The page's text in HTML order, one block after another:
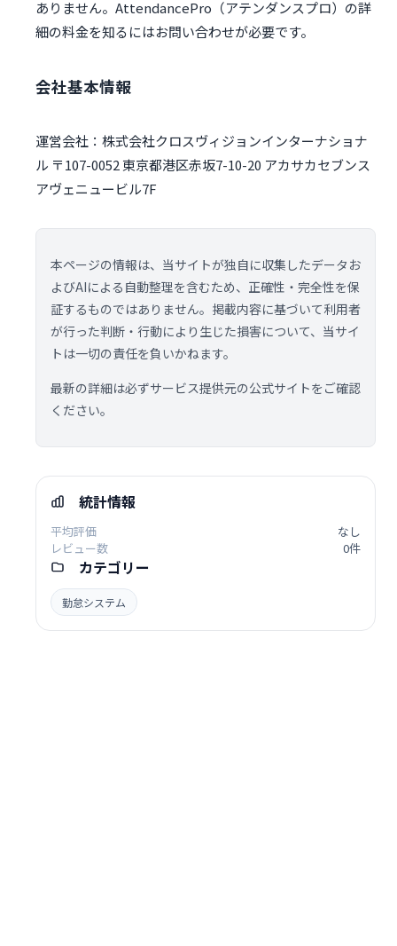
ありません。AttendancePro（アテンダンスプロ）の詳
細の料金を知るにはお問い合わせが必要です。
会社基本情報
運営会社：株式会社クロスヴィジョンインターナショナ
ル 〒107-0052 東京都港区赤坂7-10-20 アカサカセブンス
アヴェニュービル7F
本ページの情報は、当サイトが独自に収集したデータお
よびAIによる自動整理を含むため、正確性・完全性を保
証するものではありません。掲載内容に基づいて利用者
が行った判断・行動により生じた損害について、当サイ
トは一切の責任を負いかねます。
最新の詳細は必ずサービス提供元の公式サイトをご確認
ください。
統計情報
平均評価
なし
レビュー数
0件
カテゴリー
勤怠システム